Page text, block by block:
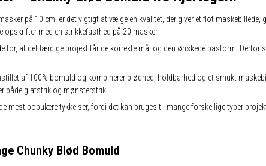
på 10 cm, er det vigtigt at vælge en kvalitet, der giver et flot
opskrifter med en strikkefasthed på 20 masker.
for, at det færdige projekt får de korrekte mål og den ønskede pasform.
af 100% bomuld og kombinerer blødhed, holdbarhed og et smukt
både glatstrik og mønsterstrik.
mest populære tykkelser, fordi det kan bruges til mange forskellige typer
Chunky Blød Bomuld